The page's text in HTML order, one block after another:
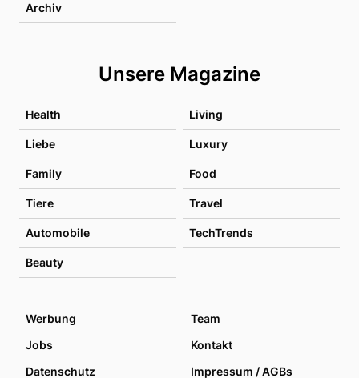
Archiv
Unsere Magazine
Health Living
Liebe Luxury
Family Food
Tiere Travel
Automobile TechTrends
Beauty
Werbung
Team
Jobs
Kontakt
Datenschutz
Impressum / AGBs